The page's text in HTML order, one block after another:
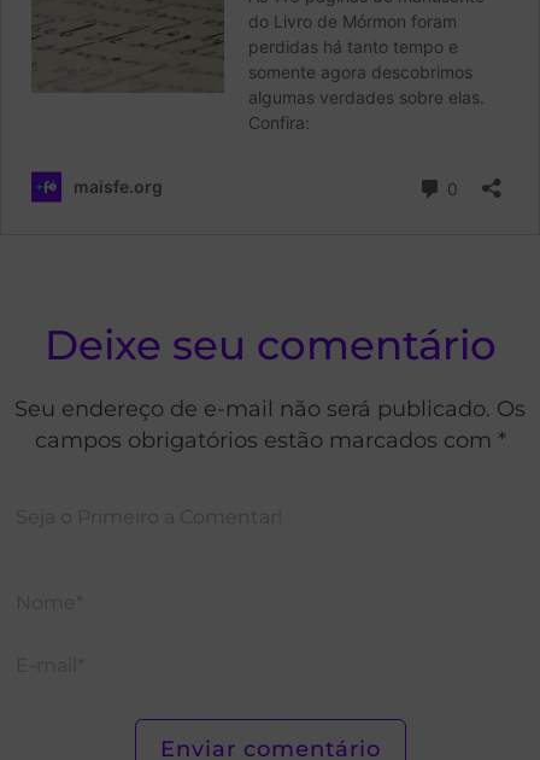
Deixe seu comentário
Seu endereço de e-mail não será publicado. Os
campos obrigatórios estão marcados com *